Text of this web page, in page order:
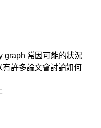
graph 常因可能的狀況
有許多論文會討論如何